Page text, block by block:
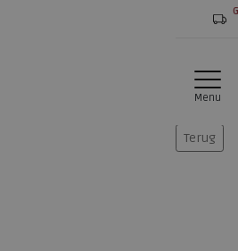
Menu
Terug